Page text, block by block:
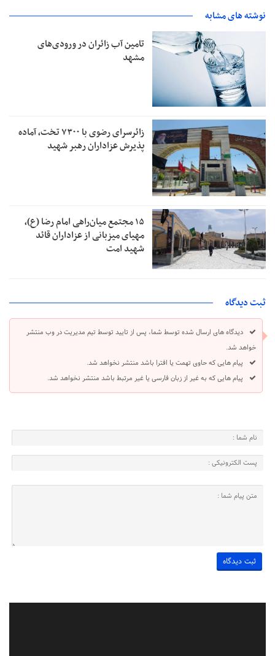
نوشته های مشابه
تامین آب زائران در ورودی‌های
مشهد
زائرسرای رضوی با ۷۳۰۰ تخت، آماده
پذیرش عزاداران رهبر شهید
۱۵ مجتمع میان‌راهی امام رضا (ع)،
مهیای میزبانی از عزاداران قائد
شهید امت
ثبت دیدگاه
دیدگاه های ارسال شده توسط شما، پس از تایید توسط تیم مدیریت در وب منتشر
خواهد شد.
پیام هایی که حاوی تهمت یا افترا باشد منتشر نخواهد شد.
پیام هایی که به غیر از زبان فارسی یا غیر مرتبط باشد منتشر نخواهد شد.